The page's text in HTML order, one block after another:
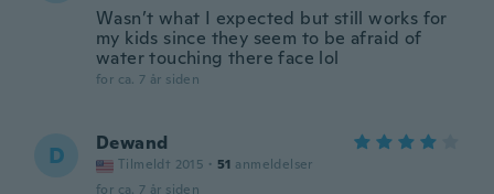
Wasn’t what I expected but still works for
my kids since they seem to be afraid of
water touching there face lol
for ca. 7 år siden
D Dewand
Tilmeldt 2015 · 51 anmeldelser
for ca. 7 år siden